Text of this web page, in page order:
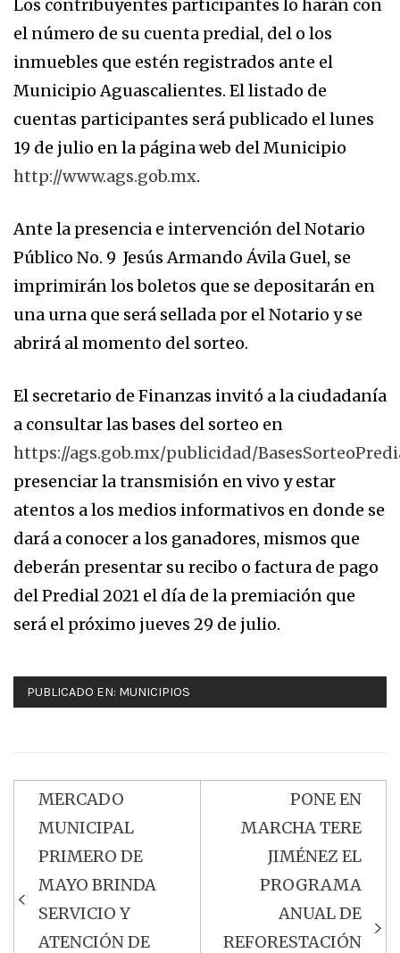
Los contribuyentes participantes lo harán con
el número de su cuenta predial, del o los
inmuebles que estén registrados ante el
Municipio Aguascalientes. El listado de
cuentas participantes será publicado el lunes
19 de julio en la página web del Municipio
http://www.ags.gob.mx.
Ante la presencia e intervención del Notario
Público No. 9 Jesús Armando Ávila Guel, se
imprimirán los boletos que se depositarán en
una urna que será sellada por el Notario y se
abrirá al momento del sorteo.
El secretario de Finanzas invitó a la ciudadanía
a consultar las bases del sorteo en
https://ags.gob.mx/publicidad/
presenciar la transmisión en vivo y estar
atentos a los medios informativos en donde se
dará a conocer a los ganadores, mismos que
deberán presentar su recibo o factura de pago
del Predial 2021 el día de la premiación que
será el próximo jueves 29 de julio.
PUBLICADO EN: MUNICIPIOS
Navegación
de
entradas
MERCADO
MUNICIPAL
PRIMERO DE
MAYO BRINDA
SERVICIO Y
ATENCIÓN DE
PONE EN
MARCHA TERE
JIMÉNEZ EL
PROGRAMA
ANUAL DE
REFORESTACIÓN